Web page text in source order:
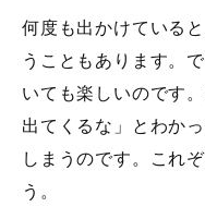
何度も出かけている
うこともあります。
いても楽しいのです
出てくるな」とわか
しまうのです。これ
う。